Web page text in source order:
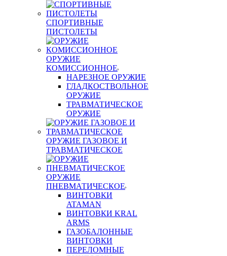
СПОРТИВНЫЕ
ПИСТОЛЕТЫ
ОРУЖИЕ
КОМИССИОННОЕ
НАРЕЗНОЕ ОРУЖИЕ
ГЛАДКОСТВОЛЬНОЕ
ОРУЖИЕ
ТРАВМАТИЧЕСКОЕ
ОРУЖИЕ
ОРУЖИЕ ГАЗОВОЕ И
ТРАВМАТИЧЕСКОЕ
ОРУЖИЕ
ПНЕВМАТИЧЕСКОЕ
ВИНТОВКИ
ATAMAN
ВИНТОВКИ KRAL
ARMS
ГАЗОБАЛОННЫЕ
ВИНТОВКИ
ПЕРЕЛОМНЫЕ